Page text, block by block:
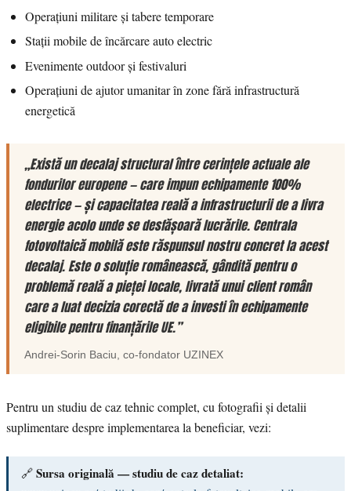
Operațiuni militare și tabere temporare
Stații mobile de încărcare auto electric
Evenimente outdoor și festivaluri
Operațiuni de ajutor umanitar în zone fără infrastructură
energetică
„Există un decalaj structural între cerințele actuale ale
fondurilor europene — care impun echipamente 100%
electrice — și capacitatea reală a infrastructurii de a livra
energie acolo unde se desfășoară lucrările. Centrala
fotovoltaică mobilă este răspunsul nostru concret la acest
decalaj. Este o soluție românească, gândită pentru o
problemă reală a pieței locale, livrată unui client român
care a luat decizia corectă de a investi în echipamente
eligibile pentru finanțările UE.”
Andrei-Sorin Baciu , co-fondator UZINEX
Pentru un studiu de caz tehnic complet, cu fotografii și detalii
suplimentare despre implementarea la beneficiar, vezi:
🔗 Sursa originală — studiu de caz detaliat: